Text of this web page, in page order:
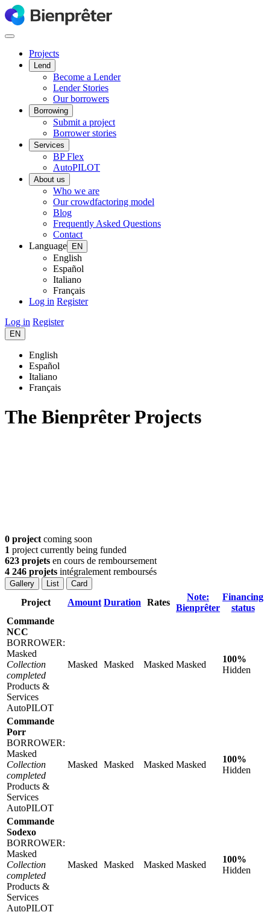
Projects
Lend
Become a Lender
Lender Stories
Our borrowers
Borrowing
Submit a project
Borrower stories
Services
BP Flex
AutoPILOT
About us
Who we are
Our crowdfactoring model
Blog
Frequently Asked Questions
Contact
Language
EN
English
Español
Italiano
Français
Log in Register
Log in Register
EN
English
Español
Italiano
Français
The Bienprêter Projects
0 project coming soon
1 project currently being funded
623 projets en cours de remboursement
4 246 projets intégralement remboursés
Gallery List Card
Project Amount Duration Rates
Note:
Bienprêter
Financing
status
Commande
NCC
BORROWER:
Masked
Collection
completed
Products &
Services
AutoPILOT
Masked Masked Masked Masked
100%
Hidden
Commande
Porr
BORROWER:
Masked
Collection
completed
Products &
Services
AutoPILOT
Masked Masked Masked Masked
100%
Hidden
Commande
Sodexo
BORROWER:
Masked
Collection
completed
Products &
Services
AutoPILOT
Masked Masked Masked Masked
100%
Hidden